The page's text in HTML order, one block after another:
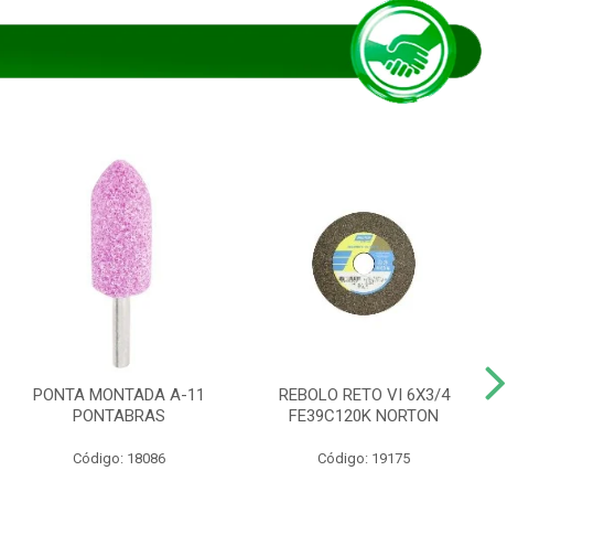
PONTA MONTADA A-11
PONTABRAS
Código: 18086
REBOLO RETO VI 6X3/4
FE39C120K NORTON
Código: 19175